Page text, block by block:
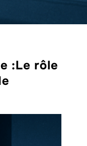
:Le rôle